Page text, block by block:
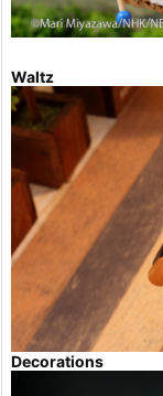
Waltz
Decorations